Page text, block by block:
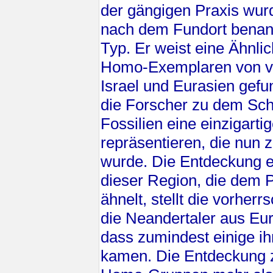
der gängigen Praxis
nach dem Fundort
Typ. Er weist eine
Homo-Exemplaren von
Israel und Eurasien
die Forscher zu dem
Fossilien eine
repräsentieren, die nun
wurde. Die Entdeckung
dieser Region, die dem
ähnelt, stellt die
die Neandertaler aus
dass zumindest einige
kamen. Die Entdeckung